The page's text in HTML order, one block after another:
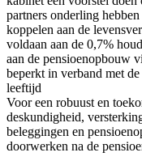
partners onderling
koppelen aan de
voldaan aan de 0,7%
aan de pensioenopbouw
beperkt in verband met
leeftijd
Voor een robuust en
deskundigheid,
beleggingen en
doorwerken na de